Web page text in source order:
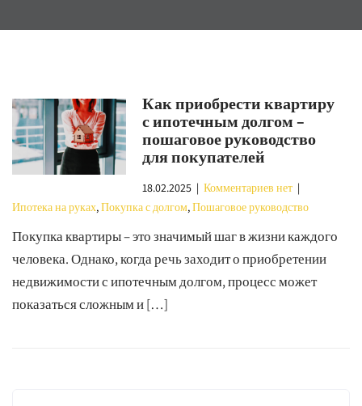
Как приобрести квартиру
с ипотечным долгом –
пошаговое руководство
для покупателей
18.02.2025 |Комментариев нет |
Ипотека на руках,Покупка с долгом,Пошаговое руководство
Покупка квартиры – это значимый шаг в жизни каждого
человека. Однако, когда речь заходит о приобретении
недвижимости с ипотечным долгом, процесс может
показаться сложным и […]